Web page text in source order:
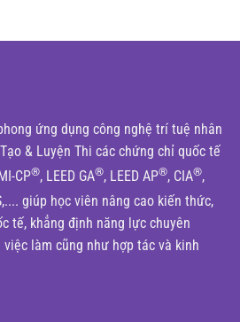
ứng dụng công nghệ trí tuệ nhân
& Luyện Thi các chứng chỉ quốc tế
CP®, LEED GA®, LEED AP®, CIA®,
giúp học viên nâng cao kiến thức,
tế, khẳng định năng lực chuyên
làm cũng như hợp tác và kinh